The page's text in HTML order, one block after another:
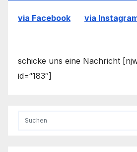
via Facebook via
schicke uns eine Nachricht
id=“183″]